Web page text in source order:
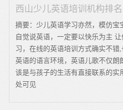
西山少儿英语培训机构排名
摘要：少儿英语学习亦然，模仿宝
自觉说英语，一定要以快乐为主
习，在线的英语培训方式确实不错
英语的语言环境，英语儿歌不仅朗
该是与孩子的生活有直接联系的实
处可见